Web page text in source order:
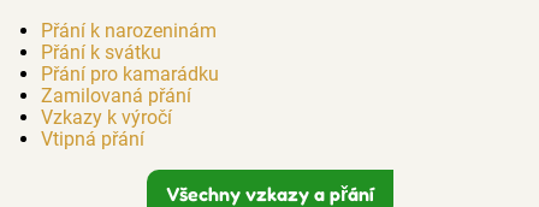
Přání k narozeninám
Přání k svátku
Přání pro kamarádku
Zamilovaná přání
Vzkazy k výročí
Vtipná přání
Všechny vzkazy a přání